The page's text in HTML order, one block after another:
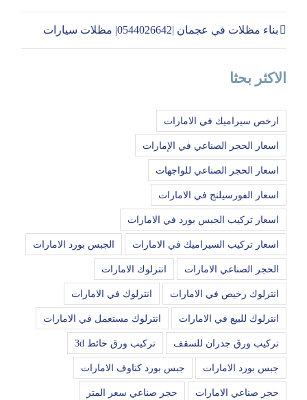
بناء مظلات في عجمان |0544026642| مظلات سيارات
الاكثر بحثا
ارخص سيراميك في الامارات
اسعار الحجر الصناعي في الإمارات
اسعار الحجر الصناعي للواجهات
اسعار الفورسيلنج في الامارات
اسعار تركيب الجبس بورد في الامارات
اسعار تركيب السيراميك في الامارات الجبس بورد الامارات
الحجر الصناعي الامارات انترلوك الامارات
انترلوك رخيص في الامارات انترلوك في الامارات
انترلوك للبيع في الامارات انترلوك مستعمل في الامارات
تركيب ورق جدران للسقف تركيب ورق حائط 3d
جبس بورد الامارات جبس بورد كناوف الامارات
حجر صناعي الامارات حجر صناعي سعر المتر